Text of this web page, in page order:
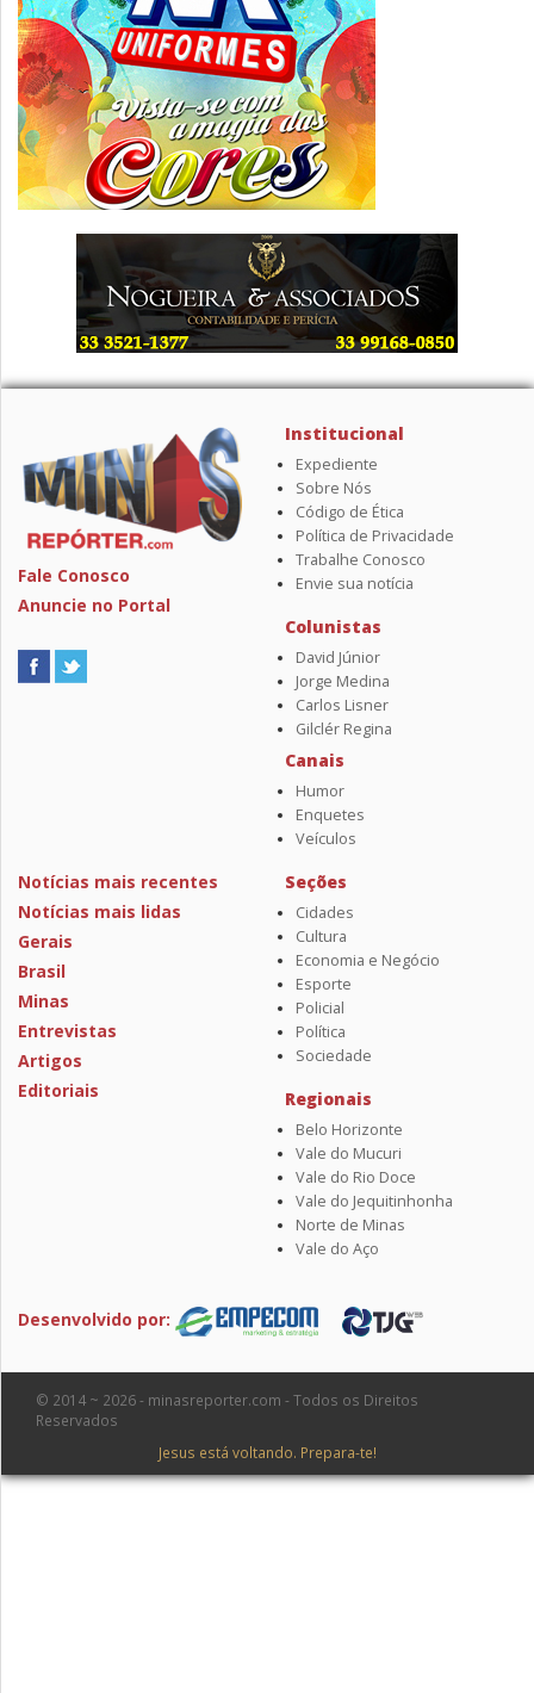
Fale Conosco
Anuncie no Portal
Institucional
Expediente
Sobre Nós
Código de Ética
Política de Privacidade
Trabalhe Conosco
Envie sua notícia
Colunistas
David Júnior
Jorge Medina
Carlos Lisner
Gilclér Regina
Canais
Humor
Enquetes
Veículos
Notícias mais recentes
Notícias mais lidas
Gerais
Brasil
Minas
Entrevistas
Artigos
Editoriais
Seções
Cidades
Cultura
Economia e Negócio
Esporte
Policial
Política
Sociedade
Regionais
Belo Horizonte
Vale do Mucuri
Vale do Rio Doce
Vale do Jequitinhonha
Norte de Minas
Vale do Aço
Desenvolvido por:
© 2014 ~ 2026 - minasreporter.com - Todos os Direitos
Reservados
Jesus está voltando. Prepara-te!